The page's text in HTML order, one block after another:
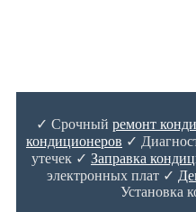
✓ Срочный ремонт
кондиционеров ✓
утечек ✓ Заправка
электронных плат ✓
Установка